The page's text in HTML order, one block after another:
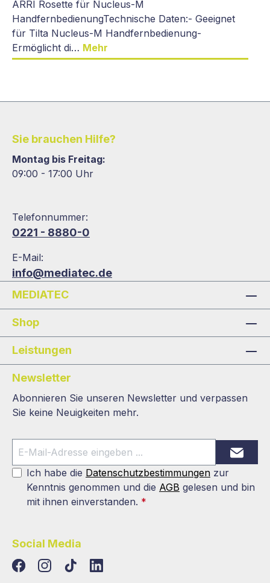
ARRI Rosette für Nucleus-M
HandfernbedienungTechnische Daten:- Geeignet
für Tilta Nucleus-M Handfernbedienung-
Ermöglicht di… Mehr
Sie brauchen Hilfe?
Montag bis Freitag:
09:00 - 17:00 Uhr
Telefonnummer:
0221 - 8880-0
E-Mail:
info@mediatec.de
MEDIATEC
Shop
Leistungen
Newsletter
Abonnieren Sie unseren Newsletter und verpassen
Sie keine Neuigkeiten mehr.
Ich habe die Datenschutzbestimmungen zur
Kenntnis genommen und die AGB gelesen und bin
mit ihnen einverstanden. *
Social Media
TikTokLinkedIn